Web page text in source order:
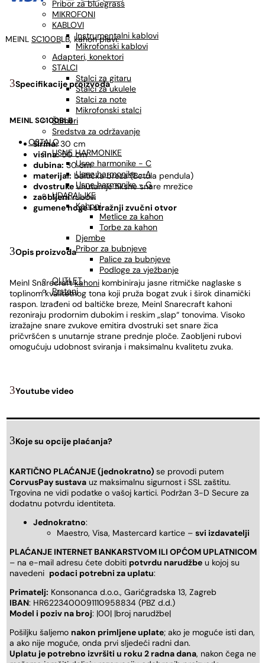
Pribor za bluegrass
MIKROFONI
KABLOVI
Instrumentalni kablovi
Mikrofonski kablovi
Adapteri, konektori
STALCI
Stalci za gitaru
Stalci za ukulele
Stalci za note
Mikrofonski stalci
Štimeri
Sredstva za održavanje
OSTALO
USNE HARMONIKE
Usne harmonike - C
Usne harmonike - A
Usne harmonike - G
UDARALJKE
Kahoni
Metlice za kahon
Torbe za kahon
Djembe
Pribor za bubnjeve
Palice za bubnjeve
Podloge za vježbanje
OUTLET
Prsteni
MEINL SC100BLB, kahon plavi.
Specifikacije proizvoda
MEINL SC100BLB
širina:30 cm
visina:50 cm
dubina: 30 cm
materijal: baltička breza (Betula pendula)
dvostrukeunutarnje fiksne snare mrežice
zaobljenirubovi
gumene noge i stražnji zvučni otvor
Opis proizvoda
Meinl Snarecraftkahoni kombiniraju jasne ritmičke naglaske s
toplinom kvalitetnog tona koji pruža bogat zvuk i širok dinamički
raspon. Izrađeni od baltičke breze, Meinl Snarecraft kahoni
rezoniraju prodornim dubokim i reskim „slap“ tonovima. Visoko
izražajne snare zvukove emitira dvostruki set snare žica
pričvršćen s unutarnje strane prednje ploče. Zaobljeni rubovi
omogućuju udobnost sviranja i maksimalnu kvalitetu zvuka.
Youtube video
Koje su opcije plaćanja?
KARTIČNO PLAĆANJE (jednokratno) se provodi putem
CorvusPay sustava uz maksimalnu sigurnost i SSL zaštitu.
Trgovina ne vidi podatke o vašoj kartici. Podržan 3-D Secure za
dodatnu potvrdu identiteta.
Jednokratno:
Maestro, Visa, Mastercard kartice – svi izdavatelji
PLAĆANJE INTERNET BANKARSTVOM ILI OPĆOM UPLATNICOM
– na e-mail adresu ćete dobiti potvrdu narudžbe u kojoj su
navedeni podaci potrebni za uplatu:
Primatelj: Konsonanca d.o.o., Garićgradska 13, Zagreb
IBAN: HR6223400091110958834 (PBZ d.d.)
Model i poziv na broj: |00| |broj narudžbe|
Pošiljku šaljemo nakon primljene uplate; ako je moguće isti dan,
a ako nije moguće, onda prvi sljedeći radni dan.
Uplatu je potrebno izvršiti u roku 2 radna dana, nakon čega ne